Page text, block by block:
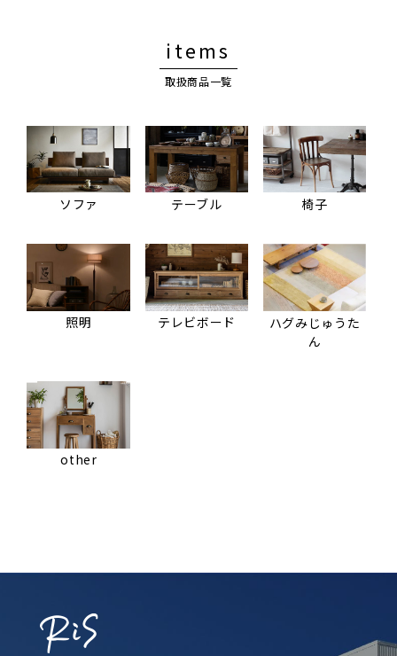
items
取扱商品一覧
ソファ テーブル 椅子
照明 テレビボード
ハグみじゅうた
ん
other